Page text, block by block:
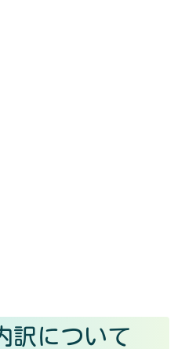
訳について